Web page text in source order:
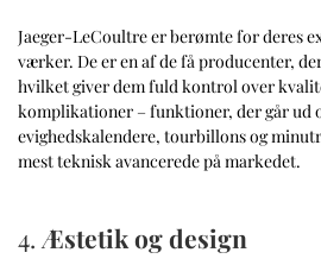
Jaeger-LeCoultre er berømte for deres
værker. De er en af de få producenter,
hvilket giver dem fuld kontrol over
komplikationer – funktioner, der går ud
evighedskalendere, tourbillons og
mest teknisk avancerede på markedet.
4. Æstetik og design